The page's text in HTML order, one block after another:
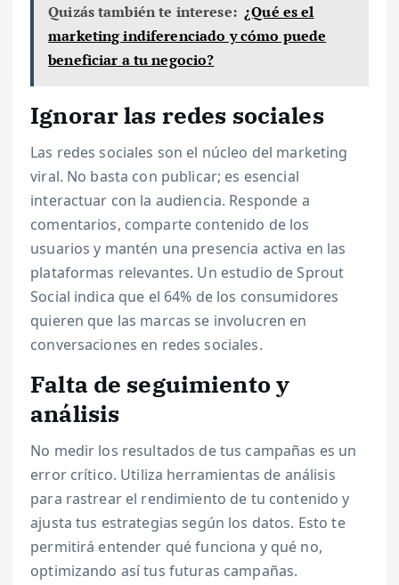
Quizás también te interese: ¿Qué es el
marketing indiferenciado y cómo puede
beneficiar a tu negocio?
Ignorar las redes sociales
Las redes sociales son el núcleo del marketing
viral. No basta con publicar; es esencial
interactuar con la audiencia. Responde a
comentarios, comparte contenido de los
usuarios y mantén una presencia activa en las
plataformas relevantes. Un estudio de Sprout
Social indica que el 64% de los consumidores
quieren que las marcas se involucren en
conversaciones en redes sociales.
Falta de seguimiento y
análisis
No medir los resultados de tus campañas es un
error crítico. Utiliza herramientas de análisis
para rastrear el rendimiento de tu contenido y
ajusta tus estrategias según los datos. Esto te
permitirá entender qué funciona y qué no,
optimizando así tus futuras campañas.